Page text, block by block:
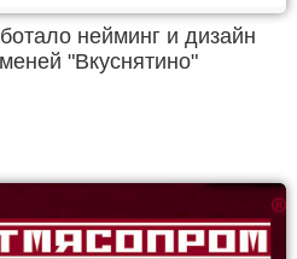
нейминг и дизайн
"Вкуснятино"